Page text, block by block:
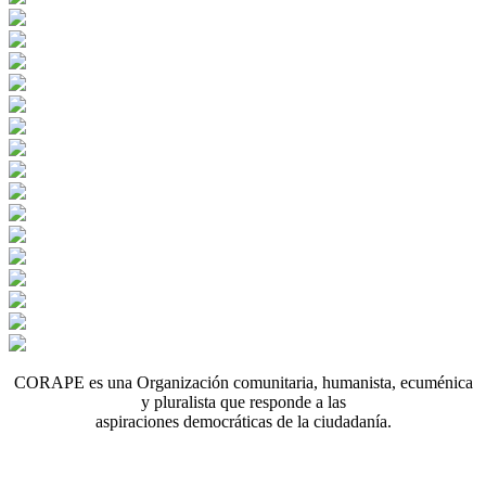
CORAPE es una Organización comunitaria, humanista, ecuménica
y pluralista que responde a las
aspiraciones democráticas de la ciudadanía.